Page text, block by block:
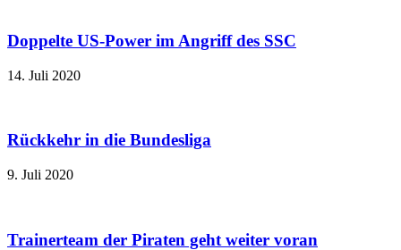
Doppelte US-Power im Angriff des SSC
14. Juli 2020
Rückkehr in die Bundesliga
9. Juli 2020
Trainerteam der Piraten geht weiter voran